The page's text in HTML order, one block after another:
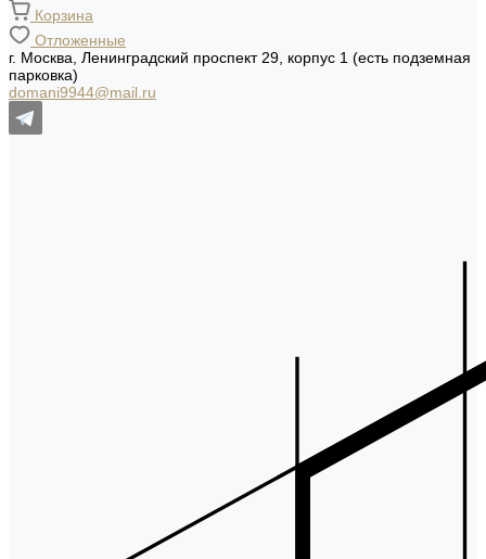
Корзина
Отложенные
г. Москва, Ленинградский проспект 29, корпус 1 (есть подземная
парковка)
domani9944@mail.ru